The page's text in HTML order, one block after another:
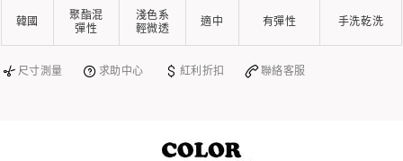
韓國
聚酯混
彈性
淺色系
輕微透
適中 有彈性 手洗乾洗
尺寸測量 求助中心 紅利折扣 聯絡客服